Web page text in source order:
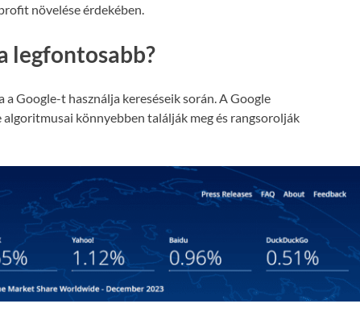
növelése érdekében.
legfontosabb?
Google-t használja kereséseik során. A Google
könnyebben találják meg és rangsorolják